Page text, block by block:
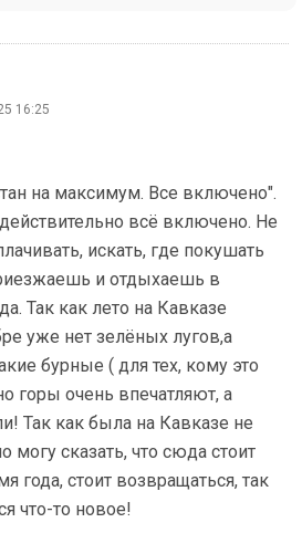
16:25
на максимум. Вcе включено".
всё включено. Не
искать, где покушать
и отдыхаешь в
Так как лето на Кавказе
уже нет зелёных лугов,а
бурные ( для тех, кому это
горы очень впечатляют, а
Так как была на Кавказе не
могу сказать, что сюда стоит
года, стоит возвращаться, так
что-то новое!